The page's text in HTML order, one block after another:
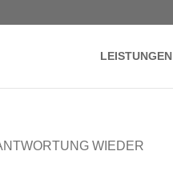
LEISTUNGEN